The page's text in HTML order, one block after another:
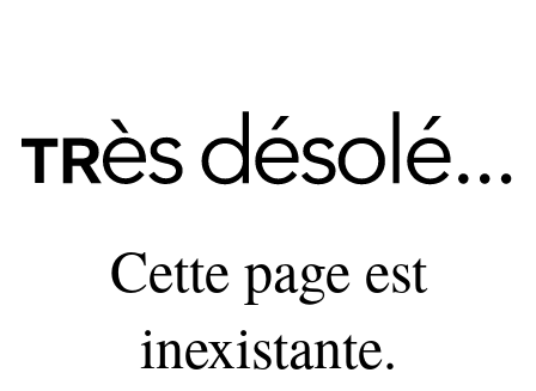
Cette page est
inexistante.